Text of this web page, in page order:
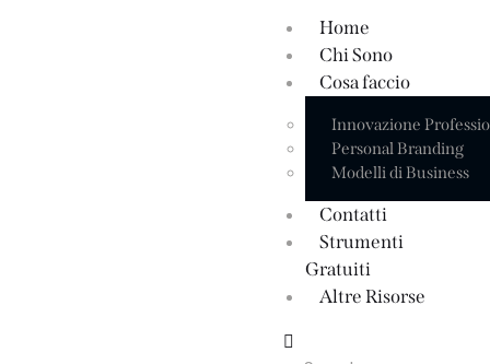
Home
Chi Sono
Cosa faccio
Innovazione
Personal Branding
Modelli di Business
Contatti
Strumenti
Gratuiti
Altre Risorse